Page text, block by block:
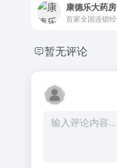
康德乐大药房
暂无评论